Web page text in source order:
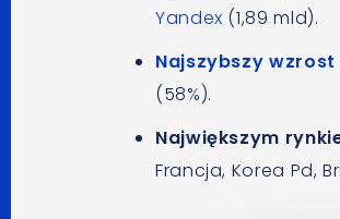
Yandex (1,89 mld).
Najszybszy
(58%).
Największym
Francja, Korea Pd,